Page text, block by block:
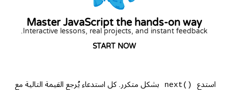
Master JavaScript the hands-on way
Interactive lessons, real projects, and instant feedback.
START NOW
استدعِ next()
بشكل متكرر. كل استدعاء يُرجع القيمة التالية مع